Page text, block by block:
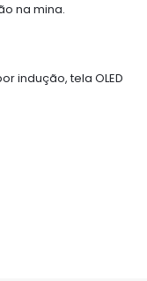
na mina.
indução, tela OLED